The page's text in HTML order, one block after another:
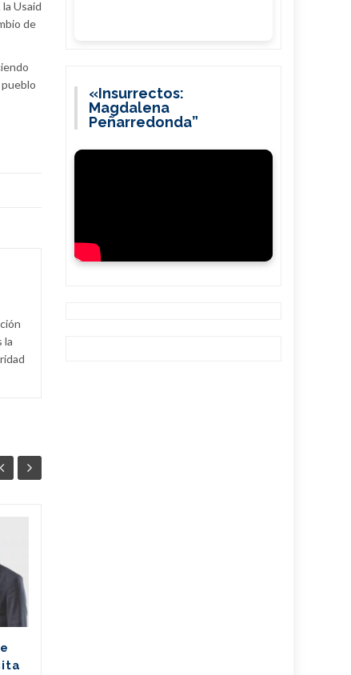
Usaid
de
la
«Insurrectos:
Magdalena
Peñarredonda”